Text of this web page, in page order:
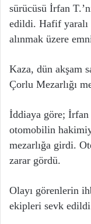
sürücüsü İrfan
edildi. Hafif
alınmak üzere
Kaza, dün akşam
Çorlu Mezarlığı
İddiaya göre; İrfan
otomobilin
mezarlığa girdi.
zarar gördü.
Olayı görenlerin
ekipleri sevk